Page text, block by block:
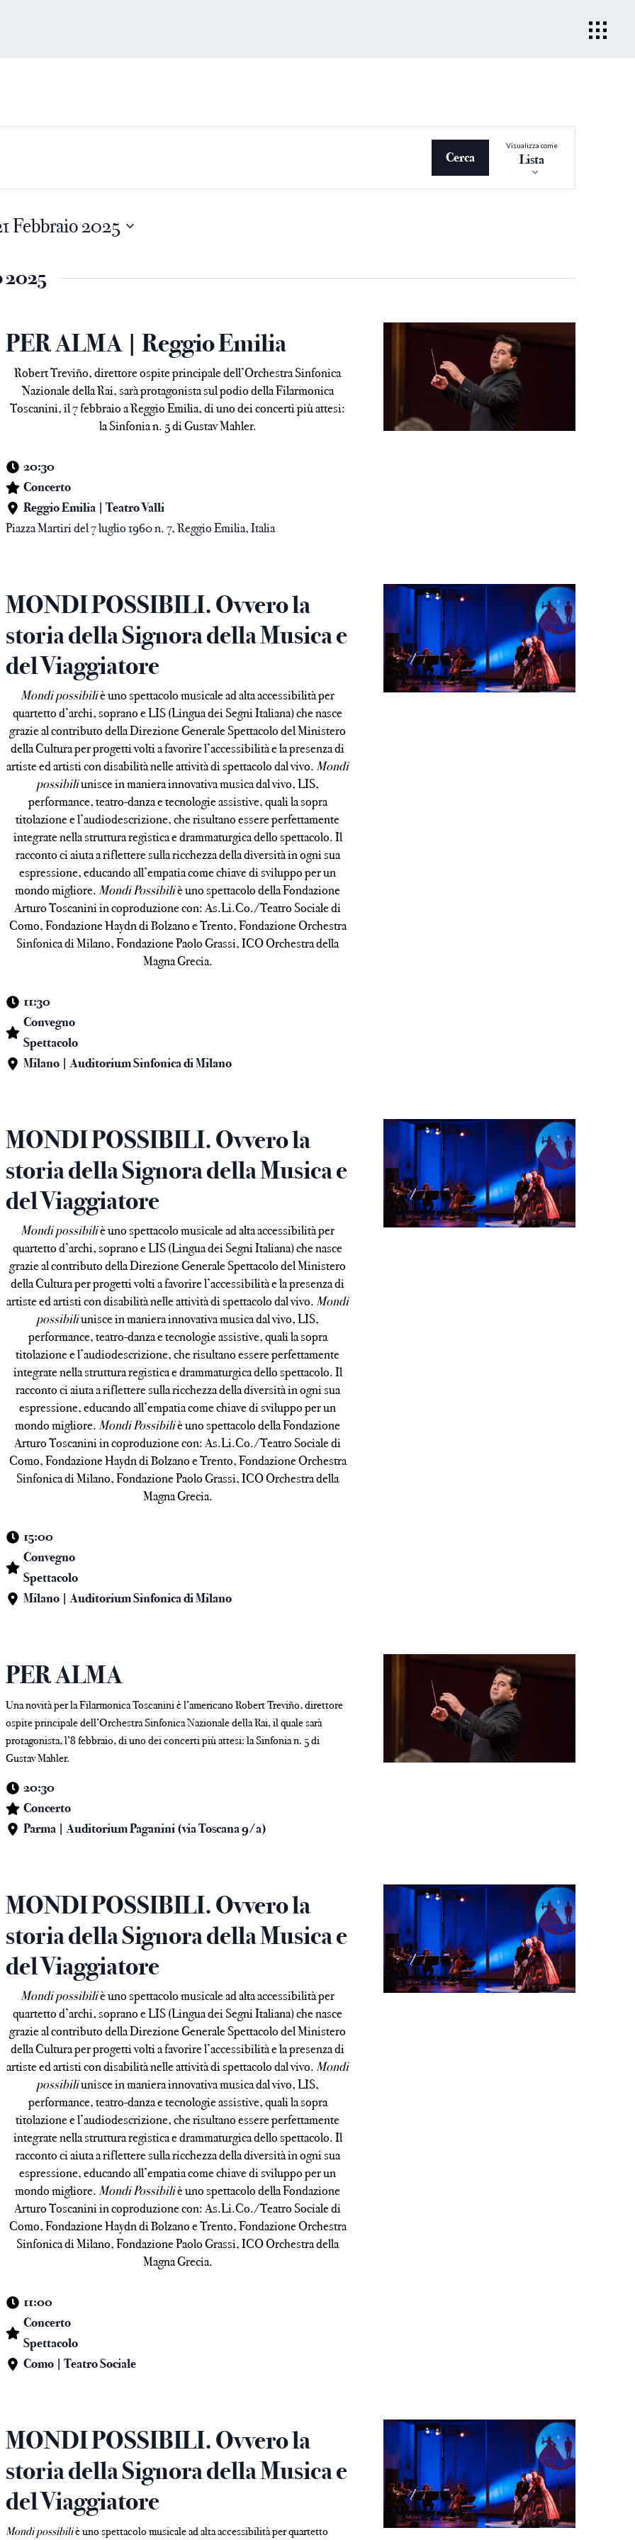
Cerca
Evento
Viste
Visualizza come
Lista
Febbraio 2025
2025
PER ALMA | Reggio Emilia
Robert Treviño, direttore ospite principale dell’Orchestra Sinfonica
Nazionale della Rai, sarà protagonista sul podio della Filarmonica
Toscanini, il 7 febbraio a Reggio Emilia, di uno dei concerti più attesi:
la Sinfonia n. 5 di Gustav Mahler.
20:30
Concerto
Reggio Emilia | Teatro Valli
Piazza Martiri del 7 luglio 1960 n. 7, Reggio Emilia, Italia
MONDI POSSIBILI. Ovvero la
storia della Signora della Musica e
del Viaggiatore
Mondi possibiliè uno spettacolo musicale ad alta accessibilità per
quartetto d’archi, soprano e LIS (Lingua dei Segni Italiana) che nasce
grazie al contributo della Direzione Generale Spettacolo del Ministero
della Cultura per progetti volti a favorire l’accessibilità e la presenza di
artiste ed artisti con disabilità nelle attività di spettacolo dal vivo.Mondi
possibiliunisce in maniera innovativa musica dal vivo, LIS,
performance, teatro-danza e tecnologie assistive, quali la sopra
titolazione e l’audiodescrizione, che risultano essere perfettamente
integrate nella struttura registica e drammaturgica dello spettacolo. Il
racconto ci aiuta a riflettere sulla ricchezza della diversità in ogni sua
espressione, educando all’empatia come chiave di sviluppo per un
mondo migliore.Mondi Possibiliè uno spettacolo della Fondazione
Arturo Toscanini in coproduzione con: As.Li.Co./Teatro Sociale di
Como, Fondazione Haydn di Bolzano e Trento, Fondazione Orchestra
Sinfonica di Milano, Fondazione Paolo Grassi, ICO Orchestra della
Magna Grecia.
11:30
Convegno
Spettacolo
Milano | Auditorium Sinfonica di Milano
MONDI POSSIBILI. Ovvero la
storia della Signora della Musica e
del Viaggiatore
Mondi possibiliè uno spettacolo musicale ad alta accessibilità per
quartetto d’archi, soprano e LIS (Lingua dei Segni Italiana) che nasce
grazie al contributo della Direzione Generale Spettacolo del Ministero
della Cultura per progetti volti a favorire l’accessibilità e la presenza di
artiste ed artisti con disabilità nelle attività di spettacolo dal vivo.Mondi
possibiliunisce in maniera innovativa musica dal vivo, LIS,
performance, teatro-danza e tecnologie assistive, quali la sopra
titolazione e l’audiodescrizione, che risultano essere perfettamente
integrate nella struttura registica e drammaturgica dello spettacolo. Il
racconto ci aiuta a riflettere sulla ricchezza della diversità in ogni sua
espressione, educando all’empatia come chiave di sviluppo per un
mondo migliore.Mondi Possibiliè uno spettacolo della Fondazione
Arturo Toscanini in coproduzione con: As.Li.Co./Teatro Sociale di
Como, Fondazione Haydn di Bolzano e Trento, Fondazione Orchestra
Sinfonica di Milano, Fondazione Paolo Grassi, ICO Orchestra della
Magna Grecia.
15:00
Convegno
Spettacolo
Milano | Auditorium Sinfonica di Milano
PER ALMA
Una novità per la Filarmonica Toscanini è l’americano Robert Treviño, direttore
ospite principale dell’Orchestra Sinfonica Nazionale della Rai, il quale sarà
protagonista, l’8 febbraio, di uno dei concerti più attesi: la Sinfonia n. 5 di
Gustav Mahler.
20:30
Concerto
Parma | Auditorium Paganini (via Toscana 9/a)
MONDI POSSIBILI. Ovvero la
storia della Signora della Musica e
del Viaggiatore
Mondi possibiliè uno spettacolo musicale ad alta accessibilità per
quartetto d’archi, soprano e LIS (Lingua dei Segni Italiana) che nasce
grazie al contributo della Direzione Generale Spettacolo del Ministero
della Cultura per progetti volti a favorire l’accessibilità e la presenza di
artiste ed artisti con disabilità nelle attività di spettacolo dal vivo.Mondi
possibiliunisce in maniera innovativa musica dal vivo, LIS,
performance, teatro-danza e tecnologie assistive, quali la sopra
titolazione e l’audiodescrizione, che risultano essere perfettamente
integrate nella struttura registica e drammaturgica dello spettacolo. Il
racconto ci aiuta a riflettere sulla ricchezza della diversità in ogni sua
espressione, educando all’empatia come chiave di sviluppo per un
mondo migliore.Mondi Possibiliè uno spettacolo della Fondazione
Arturo Toscanini in coproduzione con: As.Li.Co./Teatro Sociale di
Como, Fondazione Haydn di Bolzano e Trento, Fondazione Orchestra
Sinfonica di Milano, Fondazione Paolo Grassi, ICO Orchestra della
Magna Grecia.
11:00
Concerto
Spettacolo
Como | Teatro Sociale
MONDI POSSIBILI. Ovvero la
storia della Signora della Musica e
del Viaggiatore
Mondi possibiliè uno spettacolo musicale ad alta accessibilità per quartetto